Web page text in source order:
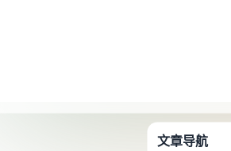
面向客户服务：